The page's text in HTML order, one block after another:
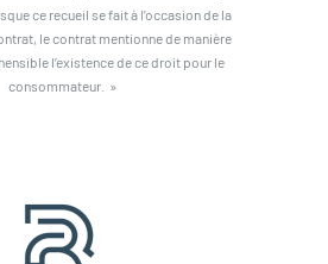
ce recueil se fait à l’occasion de la
le contrat mentionne de manière
l’existence de ce droit pour le
consommateur. »